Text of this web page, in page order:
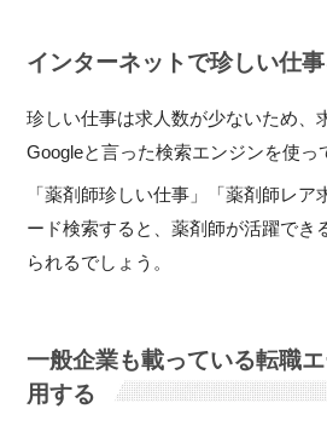
インターネットで珍しい仕
珍しい仕事は求人数が少ないため、
Googleと言った検索エンジンを使っ
「薬剤師珍しい仕事」「薬剤師レア
ード検索すると、薬剤師が活躍でき
られるでしょう。
一般企業も載っている転職
用する